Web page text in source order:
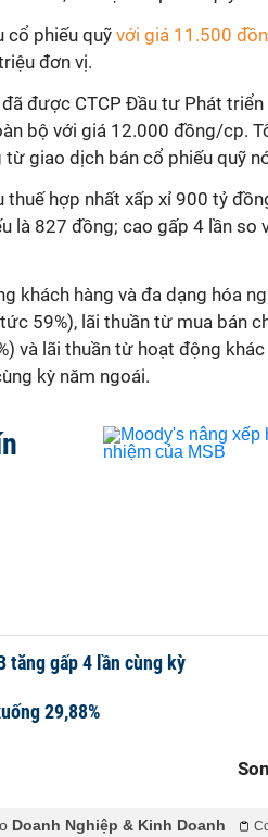
cổ phiếu quỹ với giá 11.500
đơn vị.
được CTCP Đầu tư Phát triển
bộ với giá 12.000 đồng/cp.
giao dịch bán cổ phiếu quỹ
thuế hợp nhất xấp xỉ 900 tỷ
là 827 đồng; cao gấp 4 lần so
khách hàng và đa dạng hóa
59%), lãi thuần từ mua bán
và lãi thuần từ hoạt động
kỳ năm ngoái.
tăng gấp 4 lần cùng kỳ
29,88%
Doanh Nghiệp & Kinh Doanh